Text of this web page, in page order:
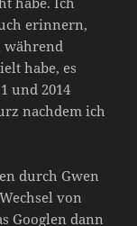
erinnern,
während
habe, es
und 2014
nachdem ich
durch Gwen
von
Googlen dann